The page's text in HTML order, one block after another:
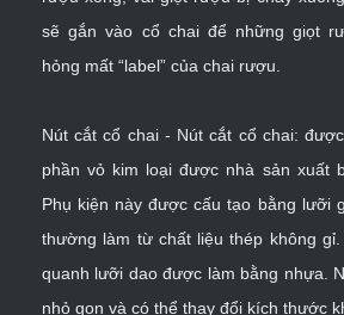
sẽ gắn vào cổ chai để những giọt
hỏng mất “label” của chai rượu.
Nút cắt cổ chai - Nút cắt cổ chai:
phần vỏ kim loại được nhà sản xuất
Phụ kiện này được cấu tạo bằng lưỡi
thường làm từ chất liệu thép không
quanh lưỡi dao được làm bằng nhựa.
nhỏ gọn và có thể thay đổi kích thước